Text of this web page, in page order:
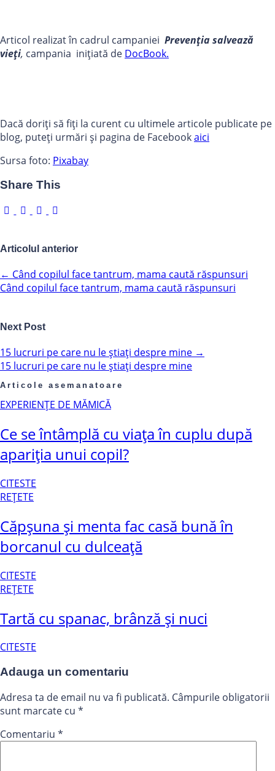
Articol realizat în cadrul campaniei Prevenția salvează
vieți, campania inițiată de DocBook.
Dacă doriți să fiți la curent cu ultimele articole publicate pe
blog, puteți urmări și pagina de Facebookaici
Sursa foto: Pixabay
Share This
Articolul anterior
← Când copilul face tantrum, mama caută răspunsuri
Când copilul face tantrum, mama caută răspunsuri
Next Post
15 lucruri pe care nu le știați despre mine →
15 lucruri pe care nu le știați despre mine
Articole asemanatoare
EXPERIENȚE DE MĂMICĂ
Ce se întâmplă cu viața în cuplu după
apariția unui copil?
CITESTE
REȚETE
Căpșuna și menta fac casă bună în
borcanul cu dulceață
CITESTE
REȚETE
Tartă cu spanac, brânză și nuci
CITESTE
Adauga un comentariu
Adresa ta de email nu va fi publicată. Câmpurile obligatorii
sunt marcate cu *
Comentariu *